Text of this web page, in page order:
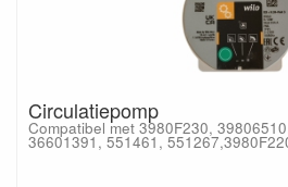
Circulatiepomp
Compatibel met 3980F230,
36601391, 551461,